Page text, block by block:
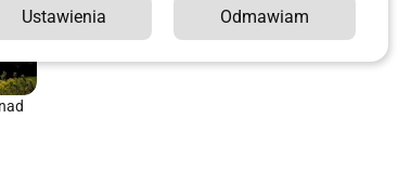
Ustawienia Odmawiam